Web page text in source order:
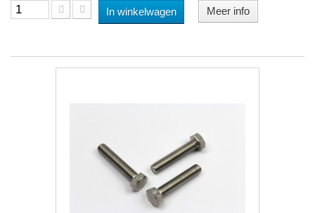
In winkelwagen Meer info